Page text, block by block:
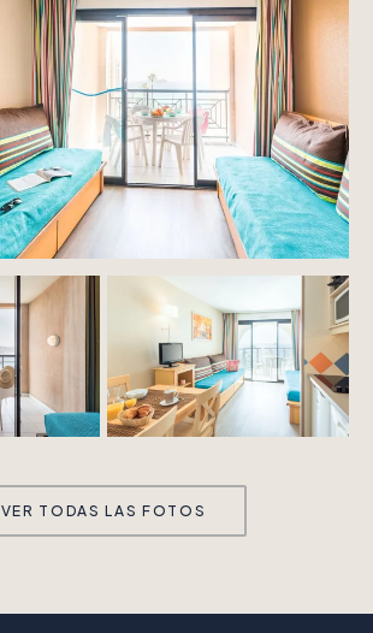
VER TODAS LAS FOTOS